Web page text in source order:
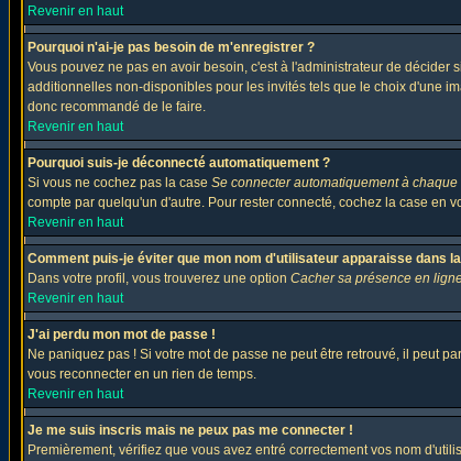
Revenir en haut
Pourquoi n'ai-je pas besoin de m'enregistrer ?
Vous pouvez ne pas en avoir besoin, c'est à l'administrateur de
additionnelles non-disponibles pour les invités tels que le choix d'une
donc recommandé de le faire.
Revenir en haut
Pourquoi suis-je déconnecté automatiquement ?
Si vous ne cochez pas la case Se connecter automatiquement à chaque
compte par quelqu'un d'autre. Pour rester connecté, cochez la case en
Revenir en haut
Comment puis-je éviter que mon nom d'utilisateur apparaisse dans
Dans votre profil, vous trouverez une option Cacher sa présence en
Revenir en haut
J'ai perdu mon mot de passe !
Ne paniquez pas ! Si votre mot de passe ne peut être retrouvé, il peut
vous reconnecter en un rien de temps.
Revenir en haut
Je me suis inscris mais ne peux pas me connecter !
Premièrement, vérifiez que vous avez entré correctement vos nom